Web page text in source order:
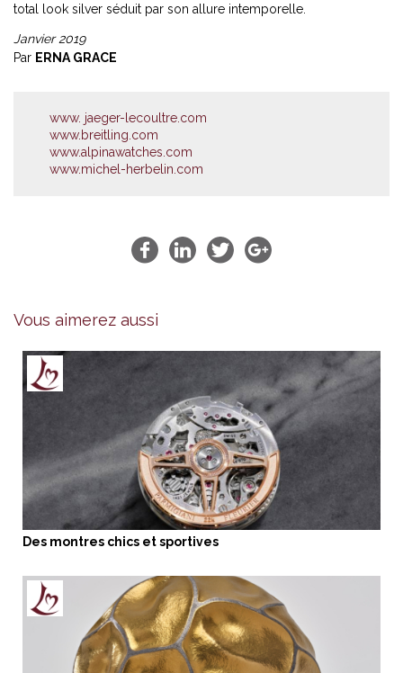
total look silver séduit par son allure intemporelle.
Janvier 2019
Par ERNA GRACE
www. jaeger-lecoultre.com
www.breitling.com
www.alpinawatches.com
www.michel-herbelin.com
Vous aimerez aussi
Des montres chics et sportives